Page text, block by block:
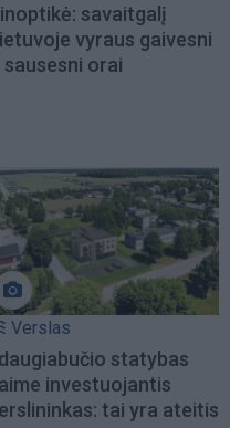
savaitgalį
vyraus gaivesni
sausesni orai
Verslas
statybas
investuojantis
tai yra ateitis